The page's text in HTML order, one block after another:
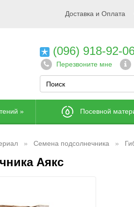
Доставка и Оплата
(096) 918-92-
Перезвоните мне
» Посевной
Семена подсолнечника
Аякс